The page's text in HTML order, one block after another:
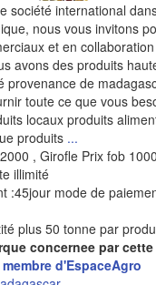
société international
nous vous invitons
et en
avons des produits
provenance de
toute ce que vous
locaux produits
produits ...
, Girofle Prix fob 1000
illimité
:45jour mode de
plus 50 tonne par
concernee par
membre d'EspaceAgro